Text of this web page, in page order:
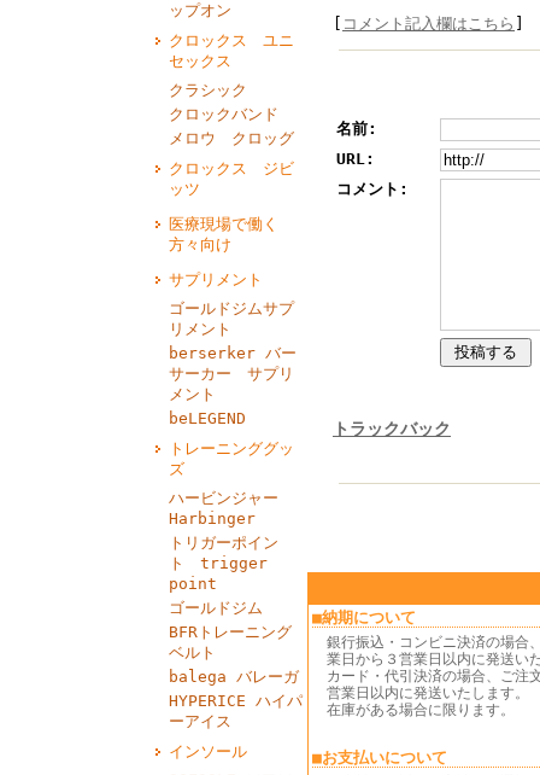
ップオン
クロックス ユニ
セックス
クラシック
クロックバンド
メロウ クロッグ
クロックス ジビ
ッツ
医療現場で働く
方々向け
サプリメント
ゴールドジムサプ
リメント
berserker バー
サーカー サプリ
メント
beLEGEND
トレーニンググッ
ズ
ハービンジャー
Harbinger
トリガーポイン
ト trigger
point
ゴールドジム
BFRトレーニング
ベルト
balega バレーガ
HYPERICE ハイパ
ーアイス
インソール
コメント記入欄はこちら
名前:
URL:
コメント:
トラックバック
■納期について
銀行振込・コンビニ決済の場合
業日から３営業日以内に発送い
カード・代引決済の場合、ご注
営業日以内に発送いたします。
在庫がある場合に限ります。
■お支払いについて